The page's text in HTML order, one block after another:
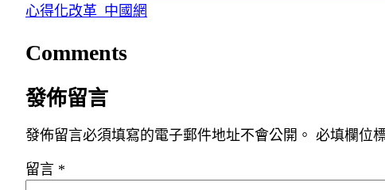
心得化改革_中國網
Comments
發佈留言
發佈留言必須填寫的電子郵件地址不會公開。 必填欄位
留言 *